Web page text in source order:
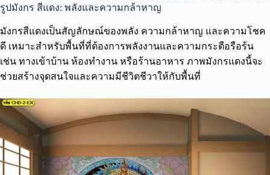
รูปมังกร สีแดง: พลังและความกล้าหาญ
มังกรสีแดงเป็นสัญลักษณ์ของพลัง ความกล้าหาญ และความโชค
ดี เหมาะสำหรับพื้นที่ที่ต้องการพลังงานและความกระตือรือร้น
เช่น ทางเข้าบ้าน ห้องทำงาน หรือร้านอาหาร ภาพมังกรแดงนี้จะ
ช่วยสร้างจุดสนใจและความมีชีวิตชีวาให้กับพื้นที่